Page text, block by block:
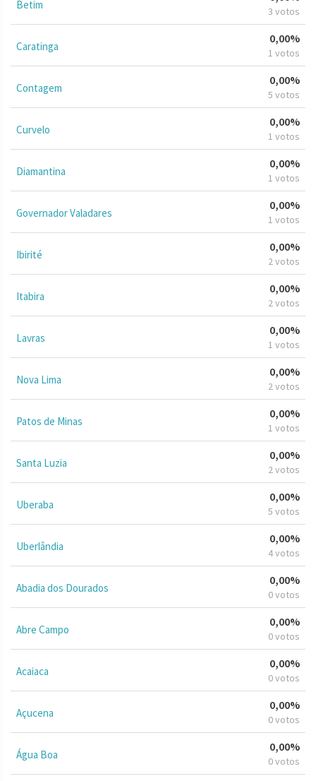
Betim 3 votos
Caratinga
0,00%
1 votos
Contagem
0,00%
5 votos
Curvelo
0,00%
1 votos
Diamantina
0,00%
1 votos
Governador Valadares
0,00%
1 votos
Ibirité
0,00%
2 votos
Itabira
0,00%
2 votos
Lavras
0,00%
1 votos
Nova Lima
0,00%
2 votos
Patos de Minas
0,00%
1 votos
Santa Luzia
0,00%
2 votos
Uberaba
0,00%
5 votos
Uberlândia
0,00%
4 votos
Abadia dos Dourados
0,00%
0 votos
Abre Campo
0,00%
0 votos
Acaiaca
0,00%
0 votos
Açucena
0,00%
0 votos
Água Boa
0,00%
0 votos